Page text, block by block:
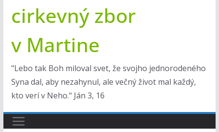
cirkevný zbor
v Martine
"Lebo tak Boh miloval svet, že svojho jednorodeného
Syna dal, aby nezahynul, ale večný život mal každý,
kto verí v Neho." Ján 3, 16